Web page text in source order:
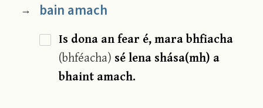
→ bain amach
Is dona an fear é, mara bhfiacha
(bhféacha) sé lena shása(mh) a
bhaint amach.